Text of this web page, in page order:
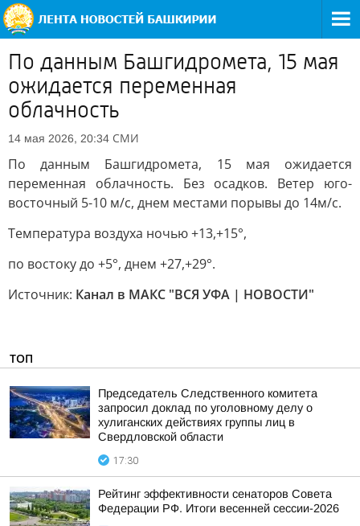
По данным Башгидромета, 15 мая
ожидается переменная
облачность
14 мая 2026, 20:34 СМИ
По данным Башгидромета, 15 мая ожидается
переменная облачность. Без осадков. Ветер юго-
восточный 5-10 м/с, днем местами порывы до 14м/с.
Температура воздуха ночью +13,+15°,
по востоку до +5°, днем +27,+29°.
Источник: Канал в МАКС "ВСЯ УФА | НОВОСТИ"
ТОП
Председатель Следственного комитета
запросил доклад по уголовному делу о
хулиганских действиях группы лиц в
Свердловской области
17:30
Рейтинг эффективности сенаторов Совета
Федерации РФ. Итоги весенней сессии-2026